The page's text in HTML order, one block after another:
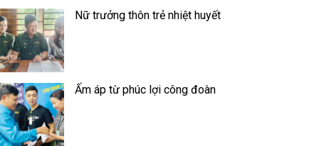
Nữ trưởng thôn trẻ nhiệt huyết
Ấm áp từ phúc lợi công đoàn